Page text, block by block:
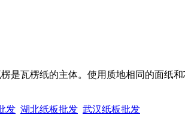
是瓦楞纸的主体。使用质地相同的面纸
发 湖北纸板批发 武汉纸板批发